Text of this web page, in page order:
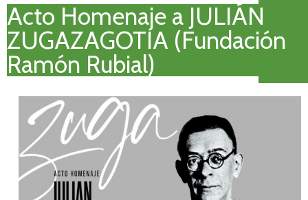
Acto Homenaje a JULIÁN
ZUGAZAGOTIA (Fundación
Ramón Rubial)